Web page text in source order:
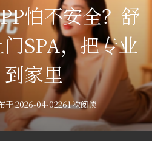
怕不安全？舒
SPA，把专业
家里
于 2026-04-02261 次阅读